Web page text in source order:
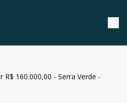
160.000,00 - Serra Verde -